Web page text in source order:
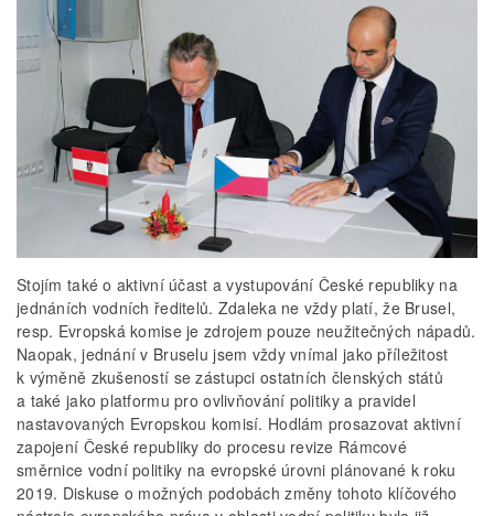
Stojím také o aktivní účast a vystupování České republiky na
jednáních vodních ředitelů. Zdaleka ne vždy platí, že Brusel,
resp. Evropská komise je zdrojem pouze neužitečných nápadů.
Naopak, jednání v Bruselu jsem vždy vnímal jako příležitost
k výměně zkušeností se zástupci ostatních členských států
a také jako platformu pro ovlivňování politiky a pravidel
nastavovaných Evropskou komisí. Hodlám prosazovat aktivní
zapojení České republiky do procesu revize Rámcové
směrnice vodní politiky na evropské úrovni plánované k roku
2019. Diskuse o možných podobách změny tohoto klíčového